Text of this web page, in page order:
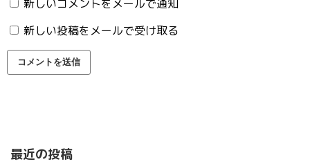
新しいコメントをメールで通知
新しい投稿をメールで受け取る
最近の投稿